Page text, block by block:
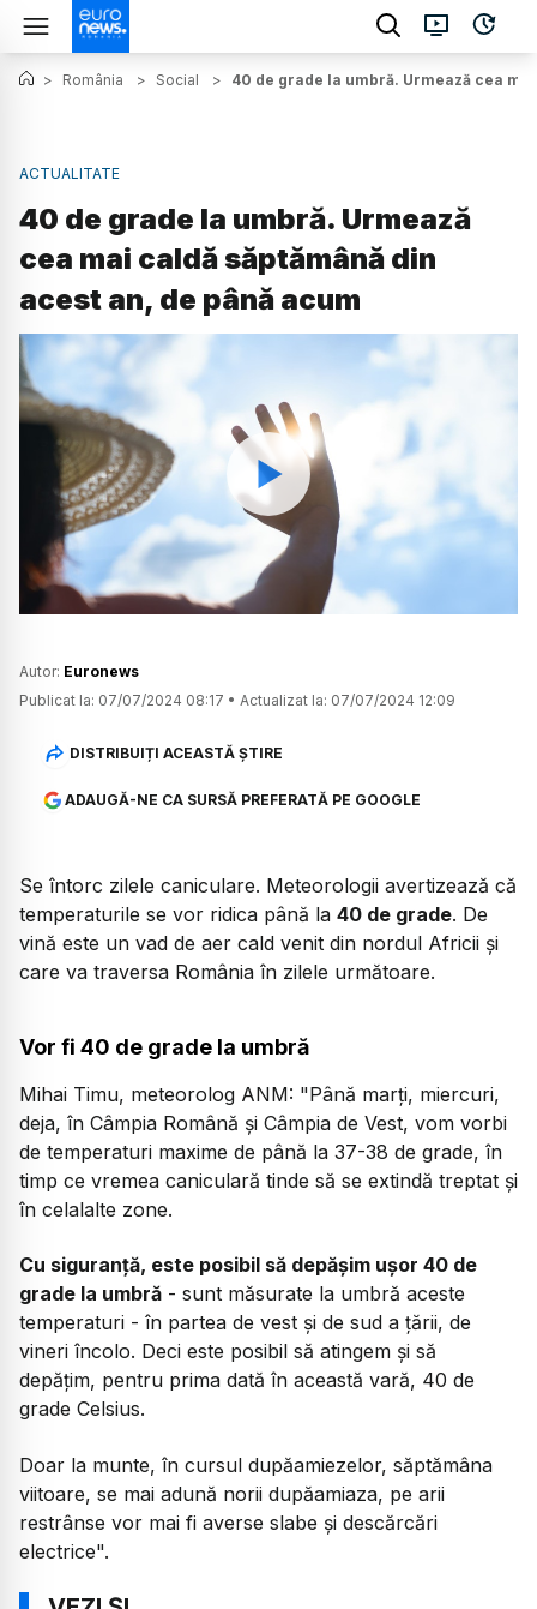
> România > Social > 40 de grade la umbră. Urmează cea
ACTUALITATE
40 de grade la umbră. Urmează
cea mai caldă săptămână din
acest an, de până acum
Watch
Autor: Euronews
Publicat la: 07/07/2024 08:17 • Actualizat la: 07/07/2024 12:09
DISTRIBUIȚI ACEASTĂ ȘTIRE
ADAUGĂ-NE CA SURSĂ PREFERATĂ PE GOOGLE
Se întorc zilele caniculare. Meteorologii avertizează că
temperaturile se vor ridica până la 40 de grade. De
vină este un vad de aer cald venit din nordul Africii și
care va traversa România în zilele următoare.
Vor fi 40 de grade la umbră
Mihai Timu, meteorolog ANM: "Până marți, miercuri,
deja, în Câmpia Română și Câmpia de Vest, vom vorbi
de temperaturi maxime de până la 37-38 de grade, în
timp ce vremea caniculară tinde să se extindă treptat și
în celalalte zone.
Cu siguranță, este posibil să depășim ușor 40 de
grade la umbră - sunt măsurate la umbră aceste
temperaturi - în partea de vest și de sud a țării, de
vineri încolo. Deci este posibil să atingem și să
depățim, pentru prima dată în această vară, 40 de
grade Celsius.
Doar la munte, în cursul dupăamiezelor, săptămâna
viitoare, se mai adună norii dupăamiaza, pe arii
restrânse vor mai fi averse slabe și descărcări
electrice".